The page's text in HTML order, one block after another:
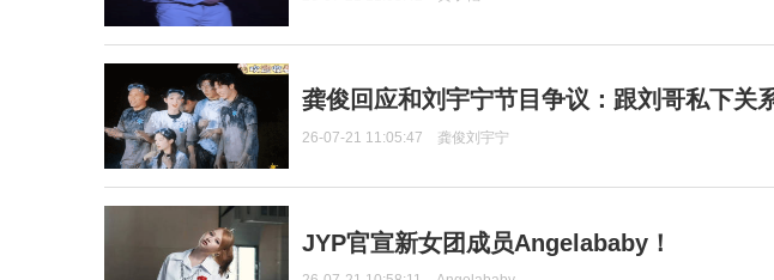
龚俊回应和刘宇宁节目争议：跟刘哥私下关
26-07-21 11:05:47 龚俊刘宇宁
JYP官宣新女团成员Angelababy！